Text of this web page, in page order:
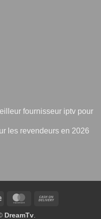
fournisseur iptv pour
les revendeurs en 2026
Stripe MasterCard
DreamTv.